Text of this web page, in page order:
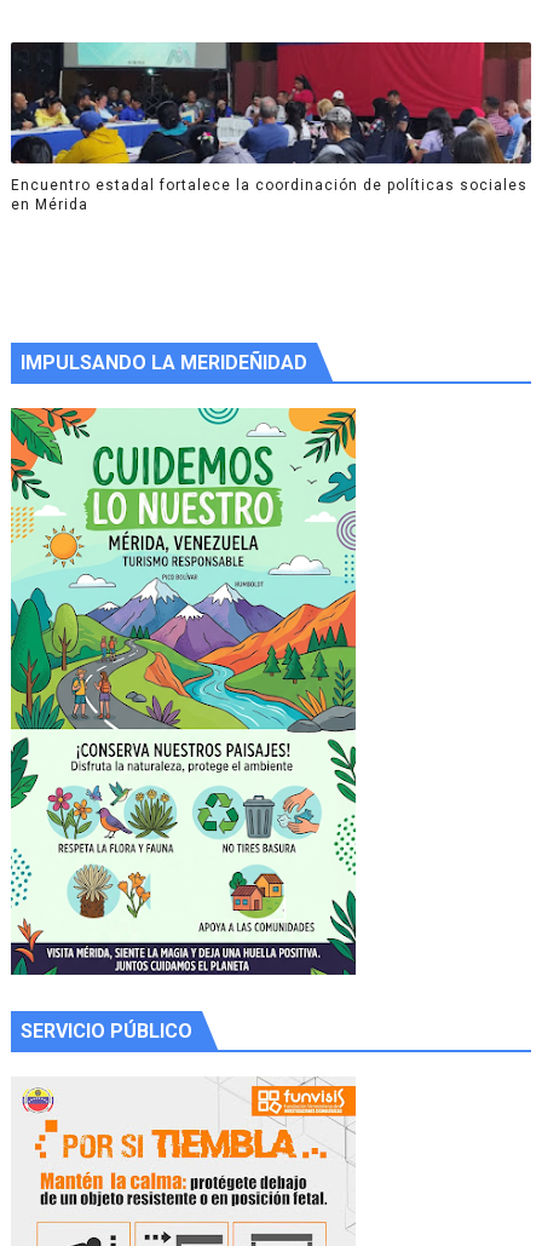
Encuentro estadal fortalece la coordinación de políticas sociales
en Mérida
IMPULSANDO LA MERIDEÑIDAD
SERVICIO PÚBLICO